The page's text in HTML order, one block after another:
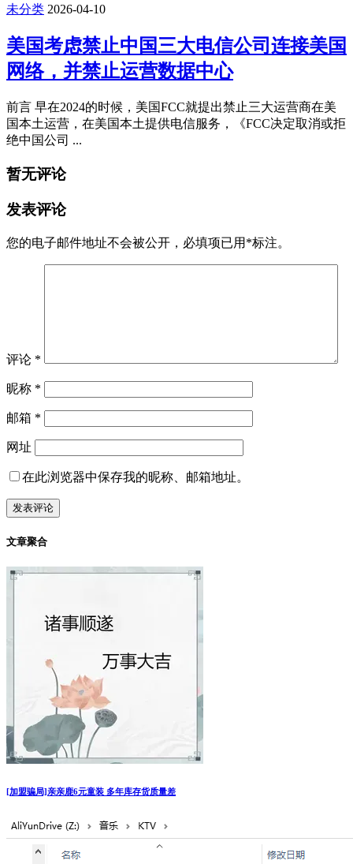
未分类 2026-04-10
美国考虑禁止中国三大电信公司连接美国
网络，并禁止运营数据中心
前言 早在2024的时候，美国FCC就提出禁止三大运营商在美
国本土运营，在美国本土提供电信服务，《FCC决定取消或拒
绝中国公司 ...
暂无评论
发表评论
您的电子邮件地址不会被公开， 必填项已用 *标注。
评论 *
昵称 *
邮箱 *
网址
在此浏览器中保存我的昵称、邮箱地址。
文章聚合
[加盟骗局]亲亲鹿6元童装 多年库存货质量差